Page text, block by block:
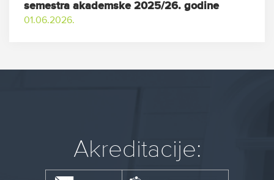
semestra akademske 2025/26. godine
01.06.2026.
Akreditacije: